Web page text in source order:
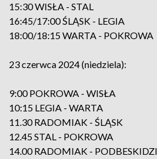
15:30 WISŁA - STAL
16:45/17:00 ŚLĄSK - LEGIA
18:00/18:15 WARTA - POKROWA
23 czerwca 2024 (niedziela):
9:00 POKROWA - WISŁA
10:15 LEGIA - WARTA
11.30 RADOMIAK - ŚLĄSK
12.45 STAL - POKROWA
14.00 RADOMIAK -